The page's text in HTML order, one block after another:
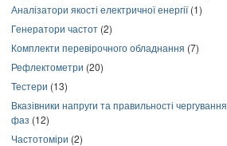
Аналізатори якості електричної енергії(1)
Генератори частот (2)
Комплекти перевірочного обладнання (7)
Рефлектометри (20)
Тестери (13)
Вказівники напруги та правильності чергування
фаз (12)
Частотоміри (2)